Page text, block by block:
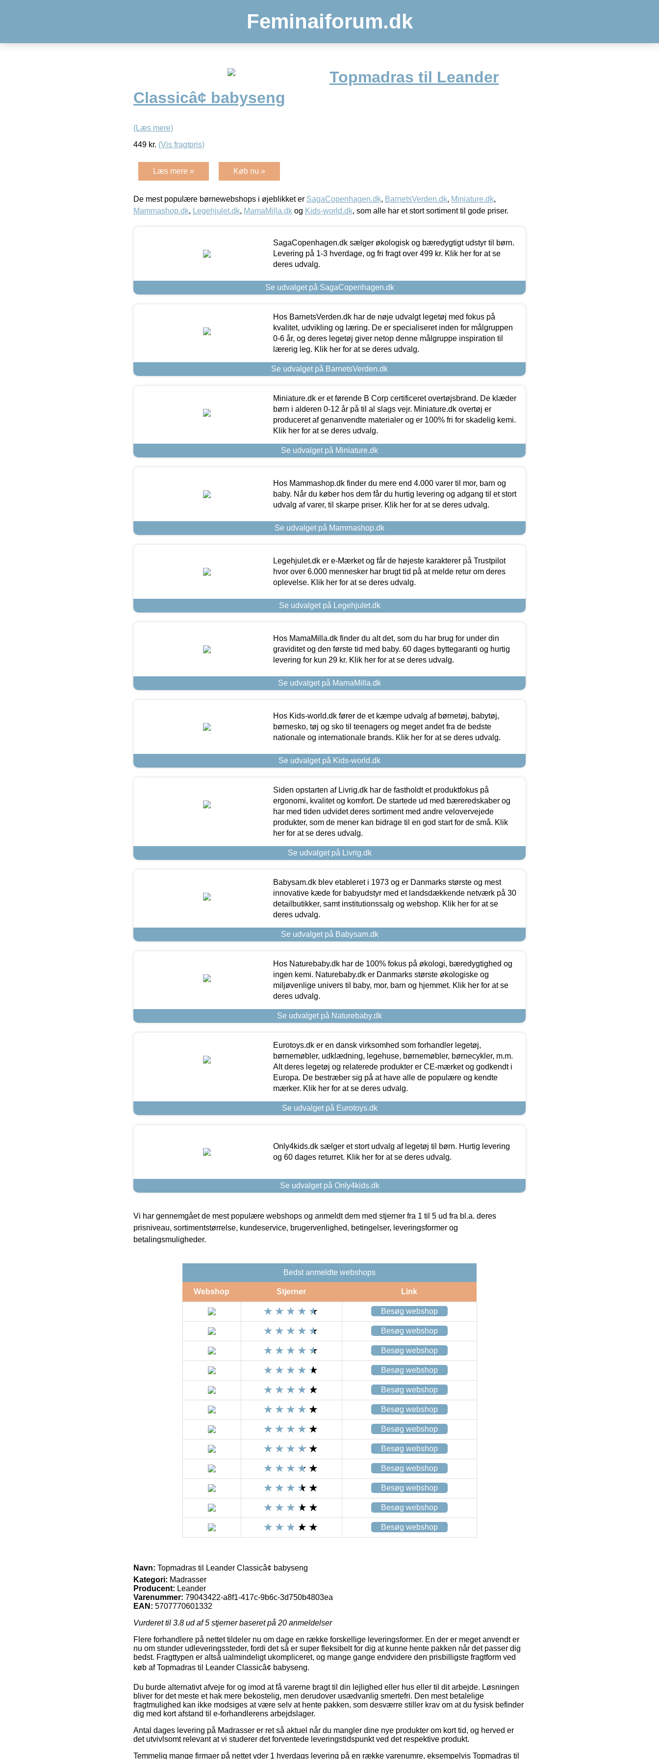
Feminaiforum.dk
Topmadras til Leander
Classicâ¢ babyseng
(Læs mere)
449 kr. (Vis fragtpris)
Læs mere » Køb nu »
De mest populære børnewebshops i øjeblikket er SagaCopenhagen.dk, BarnetsVerden.dk, Miniature.dk,
Mammashop.dk, Legehjulet.dk, MamaMilla.dk og Kids-world.dk, som alle har et stort sortiment til gode priser.
SagaCopenhagen.dk sælger økologisk og bæredygtigt udstyr til børn.
Levering på 1-3 hverdage, og fri fragt over 499 kr. Klik her for at se
deres udvalg.
Se udvalget på SagaCopenhagen.dk
Hos BarnetsVerden.dk har de nøje udvalgt legetøj med fokus på
kvalitet, udvikling og læring. De er specialiseret inden for målgruppen
0-6 år, og deres legetøj giver netop denne målgruppe inspiration til
lærerig leg. Klik her for at se deres udvalg.
Se udvalget på BarnetsVerden.dk
Miniature.dk er et førende B Corp certificeret overtøjsbrand. De klæder
børn i alderen 0-12 år på til al slags vejr. Miniature.dk overtøj er
produceret af genanvendte materialer og er 100% fri for skadelig kemi.
Klik her for at se deres udvalg.
Se udvalget på Miniature.dk
Hos Mammashop.dk finder du mere end 4.000 varer til mor, barn og
baby. Når du køber hos dem får du hurtig levering og adgang til et stort
udvalg af varer, til skarpe priser. Klik her for at se deres udvalg.
Se udvalget på Mammashop.dk
Legehjulet.dk er e-Mærket og får de højeste karakterer på Trustpilot
hvor over 6.000 mennesker har brugt tid på at melde retur om deres
oplevelse. Klik her for at se deres udvalg.
Se udvalget på Legehjulet.dk
Hos MamaMilla.dk finder du alt det, som du har brug for under din
graviditet og den første tid med baby. 60 dages byttegaranti og hurtig
levering for kun 29 kr. Klik her for at se deres udvalg.
Se udvalget på MamaMilla.dk
Hos Kids-world.dk fører de et kæmpe udvalg af børnetøj, babytøj,
børnesko, tøj og sko til teenagers og meget andet fra de bedste
nationale og internationale brands. Klik her for at se deres udvalg.
Se udvalget på Kids-world.dk
Siden opstarten af Livrig.dk har de fastholdt et produktfokus på
ergonomi, kvalitet og komfort. De startede ud med bæreredskaber og
har med tiden udvidet deres sortiment med andre velovervejede
produkter, som de mener kan bidrage til en god start for de små. Klik
her for at se deres udvalg.
Se udvalget på Livrig.dk
Babysam.dk blev etableret i 1973 og er Danmarks største og mest
innovative kæde for babyudstyr med et landsdækkende netværk på 30
detailbutikker, samt institutionssalg og webshop. Klik her for at se
deres udvalg.
Se udvalget på Babysam.dk
Hos Naturebaby.dk har de 100% fokus på økologi, bæredygtighed og
ingen kemi. Naturebaby.dk er Danmarks største økologiske og
miljøvenlige univers til baby, mor, barn og hjemmet. Klik her for at se
deres udvalg.
Se udvalget på Naturebaby.dk
Eurotoys.dk er en dansk virksomhed som forhandler legetøj,
børnemøbler, udklædning, legehuse, børnemøbler, børnecykler, m.m.
Alt deres legetøj og relaterede produkter er CE-mærket og godkendt i
Europa. De bestræber sig på at have alle de populære og kendte
mærker. Klik her for at se deres udvalg.
Se udvalget på Eurotoys.dk
Only4kids.dk sælger et stort udvalg af legetøj til børn. Hurtig levering
og 60 dages returret. Klik her for at se deres udvalg.
Se udvalget på Only4kids.dk
Vi har gennemgået de mest populære webshops og anmeldt dem med stjerner fra 1 til 5 ud fra bl.a. deres
prisniveau, sortimentstørrelse, kundeservice, brugervenlighed, betingelser, leveringsformer og
betalingsmuligheder.
Bedst anmeldte webshops
Webshop Stjerner Link
Besøg webshop
Besøg webshop
Besøg webshop
Besøg webshop
Besøg webshop
Besøg webshop
Besøg webshop
Besøg webshop
Besøg webshop
Besøg webshop
Besøg webshop
Besøg webshop
Navn: Topmadras til Leander Classicâ¢ babyseng
Kategori: Madrasser
Producent: Leander
Varenummer: 79043422-a8f1-417c-9b6c-3d750b4803ea
EAN: 5707770601332
Vurderet til 3.8 ud af 5 stjerner baseret på 20 anmeldelser
Flere forhandlere på nettet tildeler nu om dage en række forskellige leveringsformer. En der er meget anvendt er
nu om stunder udleveringssteder, fordi det så er super fleksibelt for dig at kunne hente pakken når det passer dig
bedst. Fragttypen er altså ualmindeligt ukompliceret, og mange gange endvidere den prisbilligste fragtform ved
køb af Topmadras til Leander Classicâ¢ babyseng.
Du burde alternativt afveje for og imod at få varerne bragt til din lejlighed eller hus eller til dit arbejde. Løsningen
bliver for det meste et hak mere bekostelig, men derudover usædvanlig smertefri. Den mest betalelige
fragtmulighed kan ikke modsiges at være selv at hente pakken, som desværre stiller krav om at du fysisk befinder
dig med kort afstand til e-forhandlerens arbejdslager.
Antal dages levering på Madrasser er ret så aktuel når du mangler dine nye produkter om kort tid, og herved er
det utvivlsomt relevant at vi studerer det forventede leveringstidspunkt ved det respektive produkt.
Temmelig mange firmaer på nettet yder 1 hverdags levering på en række varenumre, eksempelvis Topmadras til